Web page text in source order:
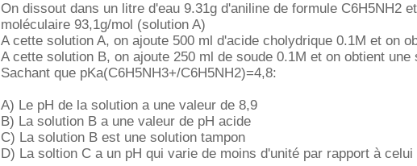
On dissout dans un litre d'eau 9.31g d'aniline de formule C6H5NH2
moléculaire 93,1g/mol (solution A)
A cette solution A, on ajoute 500 ml d'acide cholydrique 0.1M et on
A cette solution B, on ajoute 250 ml de soude 0.1M et on obtient une
Sachant que pKa(C6H5NH3+/C6H5NH2)=4,8:
A) Le pH de la solution a une valeur de 8,9
B) La solution B a une valeur de pH acide
C) La solution B est une solution tampon
D) La soltion C a un pH qui varie de moins d'unité par rapport à